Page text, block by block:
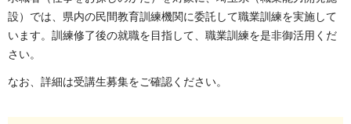
設）では、県内の民間教育訓練機関に委託して職業訓練を実施して
います。訓練修了後の就職を目指して、職業訓練を是非御活用くだ
さい。
なお、詳細は受講生募集をご確認ください。